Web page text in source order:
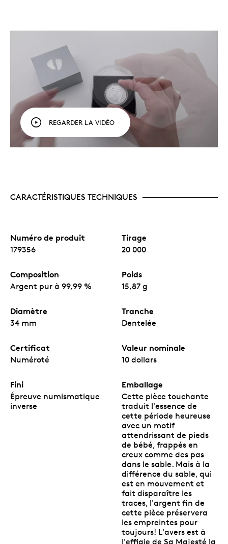
toujours! Célébrez ces précieux premiers moments et
perpétuez-les grâce à ce souvenir attendrissant et
impérissable. La pièce est présentée dans un
magnifique boîtier et est assortie d'un certificat
d'authenticité spécialement conçu; un espace a aussi
été prévu pour inscrire un message.
Célébrez la naissance d'un enfant avec cette pièce
Un cadeau exceptionnel pour souligner la
naissance d'un enfant.
Minutieusement ciselé dans de l'argent pur à
génération en génération.
Contrairement à la plupart des pièces, dontle
motif est en relief, celle-ci a un motif frappé en
dans le sable. Une rareté!
Comprend un certificat d'authenticité en
La pièce est présentée dans un magnifique
boîtier.
REGARDER LA VIDÉO
CARACTÉRISTIQUES TECHNIQUES
Numéro de produit
179356
Tirage
20 000
Composition
Argent pur à 99,99 %
Poids
15,87 g
Diamètre
34 mm
Tranche
Dentelée
Certificat
Numéroté
Valeur nominale
10 dollars
Fini
Épreuve numismatique
inverse
Emballage
Cette pièce touchante
traduit l'essence de
cette période heureuse
avec un motif
attendrissant de pieds
de bébé, frappés en
creux comme des pas
dans le sable. Mais à la
différence du sable, qui
est en mouvement et
fait disparaître les
traces, l'argent fin de
cette pièce préservera
les empreintes pour
toujours! L'avers est à
l'effigie de Sa Majesté la